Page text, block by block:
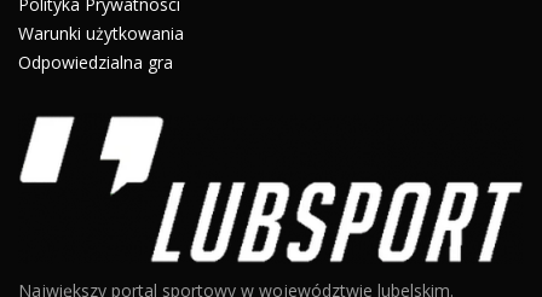
Warunki użytkowania
Odpowiedzialna gra
Największy portal sportowy w województwie lubelskim.